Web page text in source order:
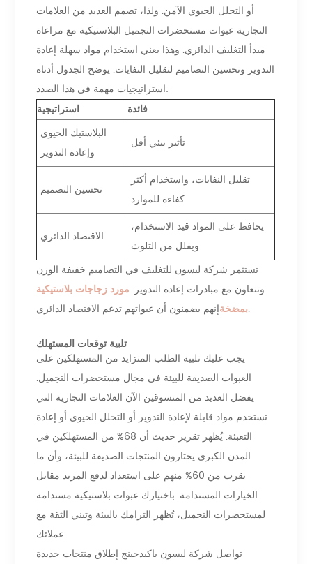
أو التحلل الحيوي الآمن. ولذا، تصمم العديد من العلامات
التجارية عبوات مستحضرات التجميل البلاستيكية مع مراعاة
مبدأ التغليف الدائري. وهذا يعني استخدام مواد سهلة إعادة
التدوير وتحسين التصاميم لتقليل النفايات. يوضح الجدول أدناه
استراتيجيات مهمة في هذا الصدد:
استراتيجية
فائدة
البلاستيك الحيوي
وإعادة التدوير
تأثير بيئي أقل
تحسين التصميم
تقليل النفايات، واستخدام أكثر
كفاءة للموارد
الاقتصاد الدائري
يحافظ على المواد قيد الاستخدام،
ويقلل من التلوث
تستثمر شركة ليسون للتغليف في التصاميم خفيفة الوزن
وتتعاون مع مبادرات إعادة التدوير. مورد زجاجات بلاستيكية
بمضخةإنهم يضمنون أن عبواتهم تدعم الاقتصاد الدائري.
تلبية توقعات المستهلك
يجب عليك تلبية الطلب المتزايد من المستهلكين على
العبوات الصديقة للبيئة في مجال مستحضرات التجميل.
يفضل العديد من المتسوقين الآن العلامات التجارية التي
تستخدم مواد قابلة لإعادة التدوير أو التحلل الحيوي أو إعادة
التعبئة. يُظهر تقرير حديث أن 68% من المستهلكين في
المدن الكبرى يختارون المنتجات الصديقة للبيئة، وأن ما
يقرب من 60% منهم على استعداد لدفع المزيد مقابل
الخيارات المستدامة. باختيارك عبوات بلاستيكية مستدامة
لمستحضرات التجميل، تُظهر التزامك بالبيئة وتبني الثقة مع
عملائك.
تواصل شركة ليسون باكيدجينج إطلاق منتجات جديدة